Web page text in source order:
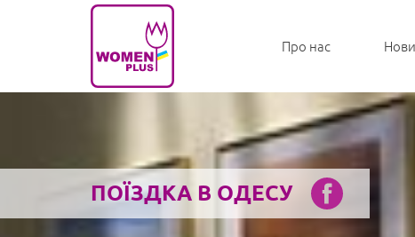
ПОЇЗДКА В ОДЕСУ
Про нас